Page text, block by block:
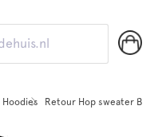
Hoodies Retour Hop sweater Black